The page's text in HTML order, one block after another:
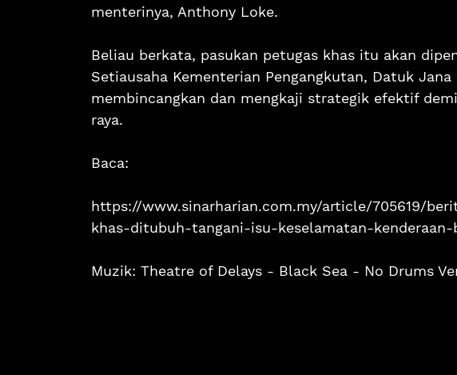
menterinya, Anthony Loke.
Beliau berkata, pasukan petugas khas itu akan
Setiausaha Kementerian Pengangkutan, Datuk
membincangkan dan mengkaji strategik efektif
raya.
Baca:
https://www.sinarharian.com.my/article/705619/
khas-ditubuh-tangani-isu-keselamatan-
Muzik: Theatre of Delays - Black Sea - No Drums